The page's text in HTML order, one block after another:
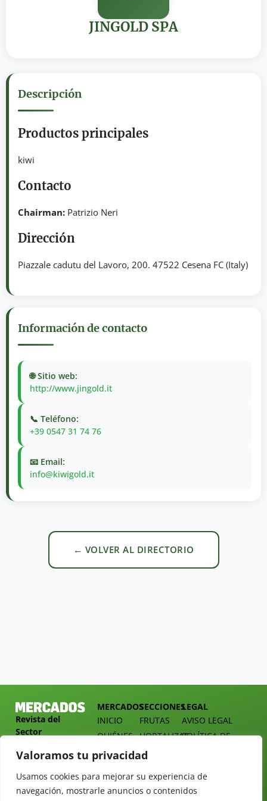
Valoramos tu privacidad
Usamos cookies para mejorar su experiencia de
navegación, mostrarle anuncios o contenidos
JINGOLD SPA
Descripción
Productos principales
kiwi
Contacto
Chairman: Patrizio Neri
Dirección
Piazzale cadutu del Lavoro, 200. 47522 Cesena FC (Italy)
Información de contacto
🌐 Sitio web:
http://www.jingold.it
📞 Teléfono:
+39 0547 31 74 76
📧 Email:
info@kiwigold.it
← VOLVER AL DIRECTORIO
Revista del
Sector
Presidente
Cárdenas nº
MERCADOS
INICIO
QUIÉNES
DOSSIER
TARIFAS
REVISTAS
SECCIONES
FRUTAS
HORTALIZAS
EMPRESA
ALIMENTACIÓN
OPINIÓN
LEGAL
AVISO LEGAL
POLÍTICA DE